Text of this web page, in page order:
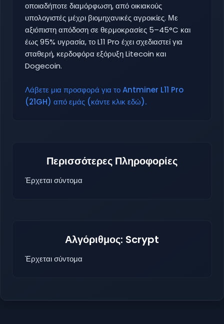
οποιαδήποτε διαμόρφωση, από οικιακούς
υπολογιστές μέχρι βιομηχανικές αγροικίες. Με
αξιόπιστη απόδοση σε θερμοκρασίες 5–45°C και
έως 95% υγρασία, το L11 Pro έχει σχεδιαστεί για
σταθερή, κερδοφόρα εξόρυξη Litecoin και
Dogecoin.
Λάβετε μια προσφορά για το Antminer L11 Pro
(21GH) από εμάς (κάντε κλικ εδώ).
Περισσότερες Πληροφορίες
Έρχεται σύντομα
Αλγόριθμος: Scrypt
Έρχεται σύντομα